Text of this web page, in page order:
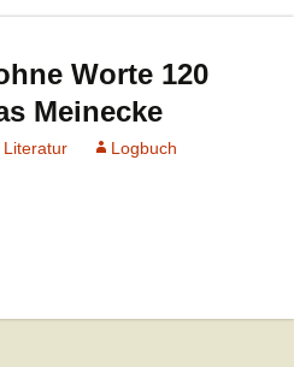
Worte 120
Meinecke
Literatur
Logbuch